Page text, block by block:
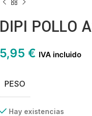
DIPI POLLO
5,95 € IVA incluido
PESO
Hay existencias